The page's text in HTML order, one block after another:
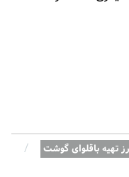
تهیه باقلوای گوشت /